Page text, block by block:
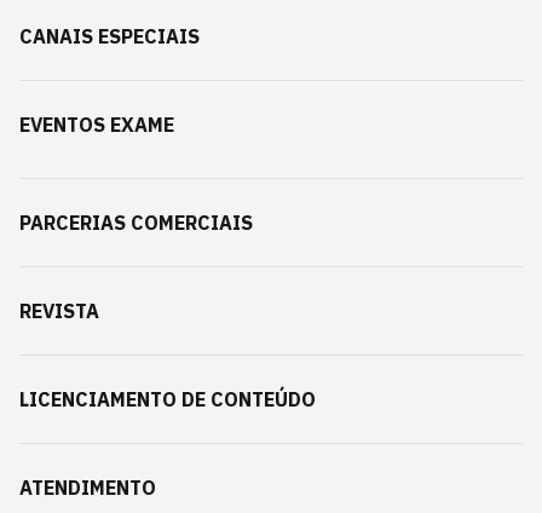
CANAIS ESPECIAIS
EVENTOS EXAME
PARCERIAS COMERCIAIS
REVISTA
LICENCIAMENTO DE CONTEÚDO
ATENDIMENTO